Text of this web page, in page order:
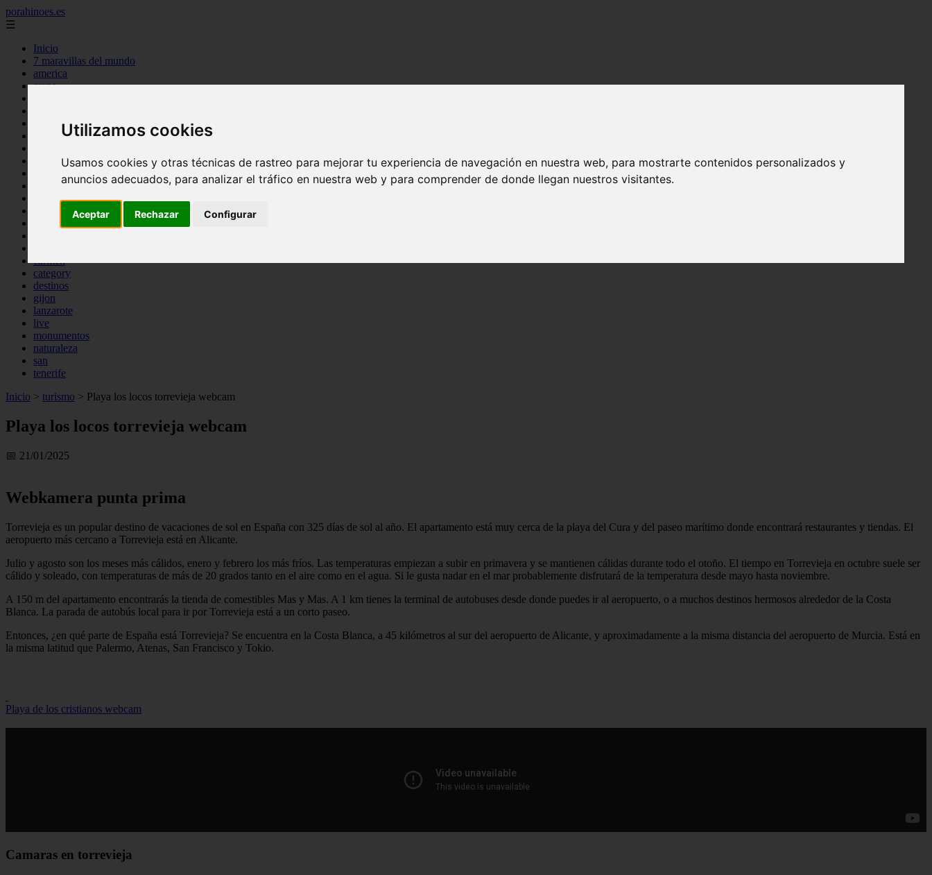
Utilizamos cookies
Usamos cookies y otras técnicas de rastreo para mejorar tu experiencia de navegación en nuestra web, para mostrarte contenidos personalizados y
anuncios adecuados, para analizar el tráfico en nuestra web y para comprender de donde llegan nuestros visitantes.
Aceptar Rechazar Configurar
porahinoes.es
☰
Inicio
7 maravillas del mundo
america
arena
c cordoba
c entre rios
c mendoza
c provincias
c rio negro
c santa fe
c tierra de fuego
carmen
category
destinos
gijon
lanzarote
live
monumentos
naturaleza
san
tenerife
Inicio > turismo > Playa los locos torrevieja webcam
Playa los locos torrevieja webcam
📅 21/01/2025
Webkamera punta prima
Torrevieja es un popular destino de vacaciones de sol en España con 325 días de sol al año. El apartamento está muy cerca de la playa del Cura y del paseo marítimo donde encontrará restaurantes y tiendas. El
aeropuerto más cercano a Torrevieja está en Alicante.
Julio y agosto son los meses más cálidos, enero y febrero los más fríos. Las temperaturas empiezan a subir en primavera y se mantienen cálidas durante todo el otoño. El tiempo en Torrevieja en octubre suele ser
cálido y soleado, con temperaturas de más de 20 grados tanto en el aire como en el agua. Si le gusta nadar en el mar probablemente disfrutará de la temperatura desde mayo hasta noviembre.
A 150 m del apartamento encontrarás la tienda de comestibles Mas y Mas. A 1 km tienes la terminal de autobuses desde donde puedes ir al aeropuerto, o a muchos destinos hermosos alrededor de la Costa
Blanca. La parada de autobús local para ir por Torrevieja está a un corto paseo.
Entonces, ¿en qué parte de España está Torrevieja? Se encuentra en la Costa Blanca, a 45 kilómetros al sur del aeropuerto de Alicante, y aproximadamente a la misma distancia del aeropuerto de Murcia. Está en
la misma latitud que Palermo, Atenas, San Francisco y Tokio.
Playa de los cristianos webcam
Camaras en torrevieja